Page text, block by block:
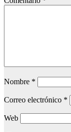
Nombre *
Correo electrónico *
Web